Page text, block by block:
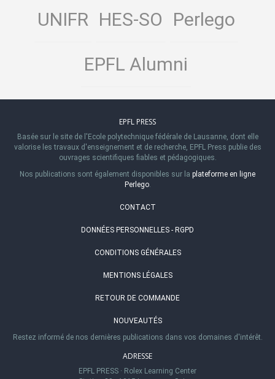
UNIFR HES-SO Perlego
EPFL Alumni
EPFL PRESS
Basée sur le site de l'Ecole polytechnique fédérale de Lausanne, dont elle
valorise les travaux d'enseignement et de recherche, EPFL Press publie des
ouvrages scientifiques fiables et pédagogiques.
Nos publications sont également disponibles sur la plateforme en ligne
Perlego.
CONTACT
DONNÉES PERSONNELLES - RGPD
CONDITIONS GÉNÉRALES
MENTIONS LÉGALES
RETOUR DE COMMANDE
NOUVEAUTÉS
Restez informé de nos dernières publications dans vos domaines d'intérêt.
ADRESSE
EPFL PRESS · Rolex Learning Center